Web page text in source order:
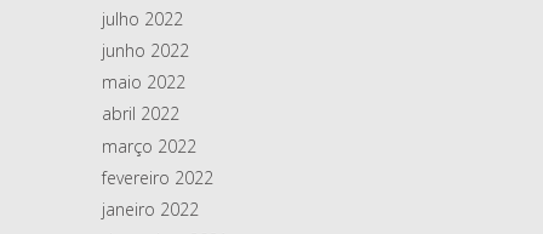
julho 2022
junho 2022
maio 2022
abril 2022
março 2022
fevereiro 2022
janeiro 2022